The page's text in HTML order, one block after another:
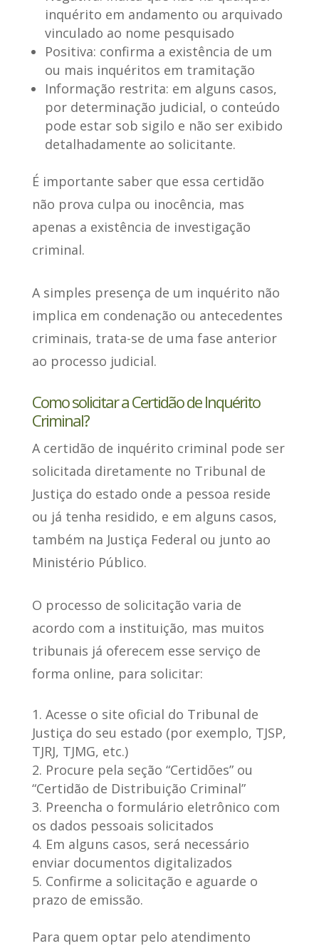
inquérito em andamento ou arquivado
vinculado ao nome pesquisado
Positiva: confirma a existência de um
ou mais inquéritos em tramitação
Informação restrita: em alguns casos,
por determinação judicial, o conteúdo
pode estar sob sigilo e não ser exibido
detalhadamente ao solicitante.
É importante saber que essa certidão
não prova culpa ou inocência, mas
apenas a existência de investigação
criminal.
A simples presença de um inquérito não
implica em condenação ou antecedentes
criminais, trata-se de uma fase anterior
ao processo judicial.
Como solicitar a Certidão de Inquérito
Criminal?
A certidão de inquérito criminal pode ser
solicitada diretamente no Tribunal de
Justiça do estado onde a pessoa reside
ou já tenha residido, e em alguns casos,
também na Justiça Federal ou junto ao
Ministério Público.
O processo de solicitação varia de
acordo com a instituição, mas muitos
tribunais já oferecem esse serviço de
forma online, para solicitar:
Acesse o site oficial do Tribunal de
Justiça do seu estado (por exemplo, TJSP,
TJRJ, TJMG, etc.)
Procure pela seção “Certidões” ou
“Certidão de Distribuição Criminal”
Preencha o formulário eletrônico com
os dados pessoais solicitados
Em alguns casos, será necessário
enviar documentos digitalizados
Confirme a solicitação e aguarde o
prazo de emissão.
Para quem optar pelo atendimento